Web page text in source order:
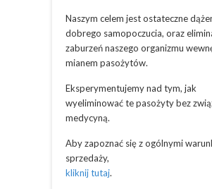
Naszym celem jest ostateczne
dobrego samopoczucia, oraz
zaburzeń naszego organizmu
mianem pasożytów.
Eksperymentujemy nad tym, jak
wyeliminować te pasożyty bez
medycyną.
Aby zapoznać się z ogólnymi
sprzedaży,
kliknij tutaj.